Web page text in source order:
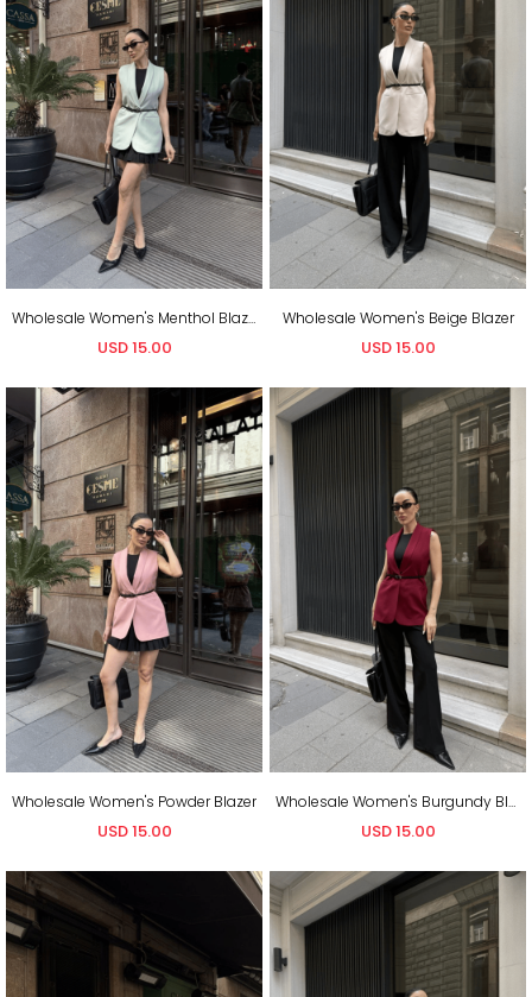
Wholesale Women's Menthol Blazer
USD 15.00
Wholesale Women's Beige Blazer
USD 15.00
Wholesale Women's Powder Blazer
USD 15.00
Wholesale Women's Burgundy Blazer
USD 15.00